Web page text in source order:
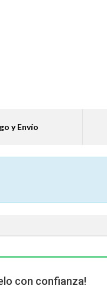
y Envío
con confianza!